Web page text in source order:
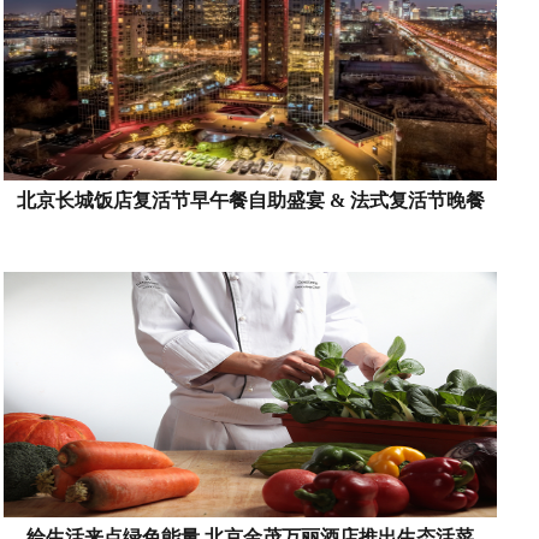
北京长城饭店复活节早午餐自助盛宴 & 法式复活节晚餐